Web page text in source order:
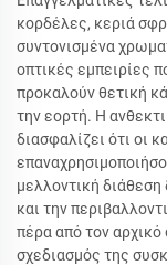
κορδέλες, κεριά
συντονισμένα
οπτικές εμπειρίες
προκαλούν θετική
την εορτή. Η
διασφαλίζει ότι οι
μελλοντική
και την
πέρα από τον
σχεδιασμός της